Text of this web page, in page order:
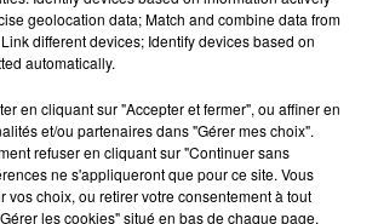
et leur bébé de trois mois
geolocation data; Match and combine data from
different devices; Identify devices based on
automatically.
en cliquant sur "Accepter et fermer", ou affiner en
et/ou partenaires dans "Gérer mes choix".
refuser en cliquant sur "Continuer sans
ne s'appliqueront que pour ce site. Vous
vos choix, ou retirer votre consentement à tout
les cookies" situé en bas de chaque page.